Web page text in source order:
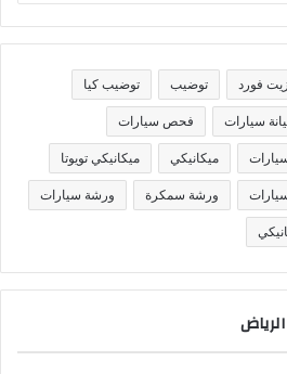
فورد توضيب توضيب كيا
سيارات فحص سيارات
ميكانيكي ميكانيكي تويوتا
ورشة سمكرة ورشة سيارات